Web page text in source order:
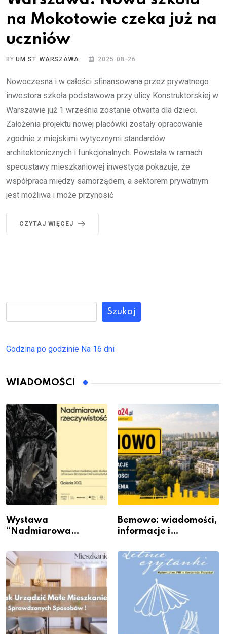
na Mokotowie czeka już na
uczniów
BYUM ST. WARSZAWA 2025-08-26
Nowoczesna i w całości sfinansowana przez prywatnego
inwestora szkoła podstawowa przy ulicy Konstruktorskiej w
Warszawie już 1 września zostanie otwarta dla dzieci.
Założenia projektu nowej placówki zostały opracowanie
zgodnie z miejskimi wytycznymi standardów
architektonicznych i funkcjonalnych. Powstała w ramach
specustawy mieszkaniowej inwestycja pokazuje, że
współpraca między samorządem, a sektorem prywatnym
jest możliwa i może przynosić
CZYTAJ WIĘCEJ
Szukaj
Godzina po godzinie Na 16 dni
WIADOMOŚCI
Wystawa
“Nadmiarowa
Galerii XX1
Bemowo: wiadomości,
informacje i